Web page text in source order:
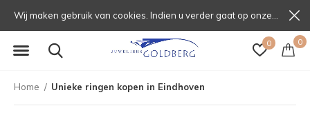
0 0
Home Unieke ringen kopen in Eindhoven